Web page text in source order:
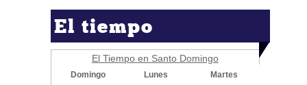
El tiempo
El Tiempo en Santo Domingo